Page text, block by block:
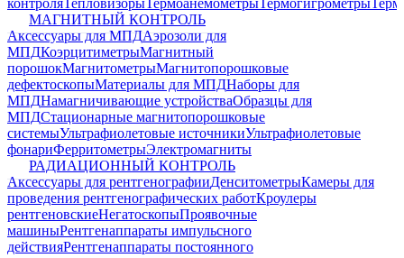
контроляТепловизорыТермоанемометрыТермогигрометры
МАГНИТНЫЙ КОНТРОЛЬ
Аксессуары для МПДАэрозоли для
МПДКоэрцитиметрыМагнитный
порошокМагнитометрыМагнитопорошковые
дефектоскопыМатериалы для МПДНаборы для
МПДНамагничивающие устройстваОбразцы для
МПДСтационарные магнитопорошковые
системыУльтрафиолетовые источникиУльтрафиолетовые
фонариФерритометрыЭлектромагниты
РАДИАЦИОННЫЙ КОНТРОЛЬ
Аксессуары для рентгенографииДенситометрыКамеры для
проведения рентгенографических работКроулеры
рентгеновскиеНегатоскопыПроявочные
машиныРентгенаппараты импульсного
действияРентгенаппараты постоянного